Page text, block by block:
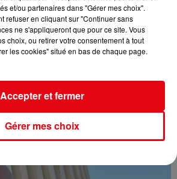
sous le statut de témoin assisté
et/ou partenaires dans "Gérer mes choix".
refuser en cliquant sur "Continuer sans
ne s'appliqueront que pour ce site. Vous
choix, ou retirer votre consentement à tout
les cookies" situé en bas de chaque page.
Gérer mes choix
Accepter et fermer